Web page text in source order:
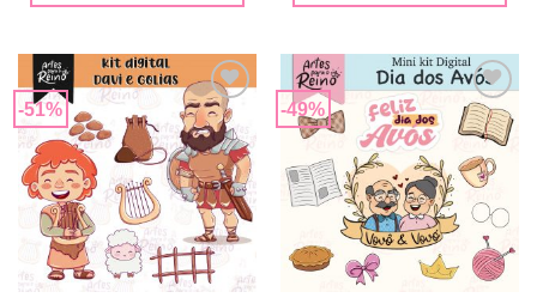
-51%
Adicionar
a lista de
desejos
-49%
Adicionar
a lista de
desejos